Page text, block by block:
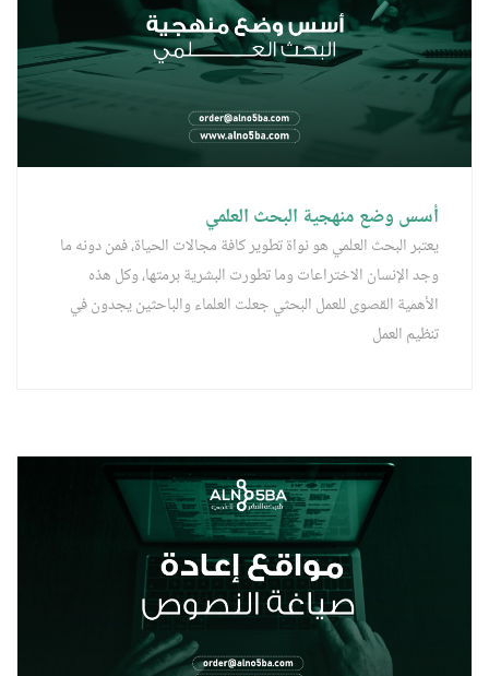
أسس وضع منهجية البحث العلمي
يعتبر البحث العلمي هو نواة تطوير كافة مجالات الحياة، فمن دونه ما
وجد الإنسان الاختراعات وما تطورت البشرية برمتها، وكل هذه
الأهمية القصوى للعمل البحثي جعلت العلماء والباحثين يجدون في
تنظيم العمل